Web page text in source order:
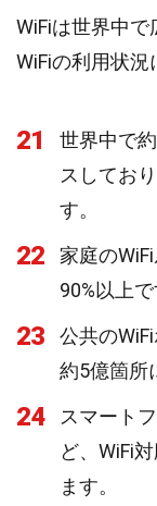
WiFiは世界中で
WiFiの利用状況
21
世界中で
スしてお
す。
22
家庭の
90%以上で
23
公共の
約5億箇所
24
スマート
ど、WiFi
ます。